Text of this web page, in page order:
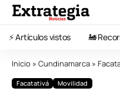
⚡️ Artículos vistos 🚂
Inicio » Cundinamarca »
Facatativá Movilidad